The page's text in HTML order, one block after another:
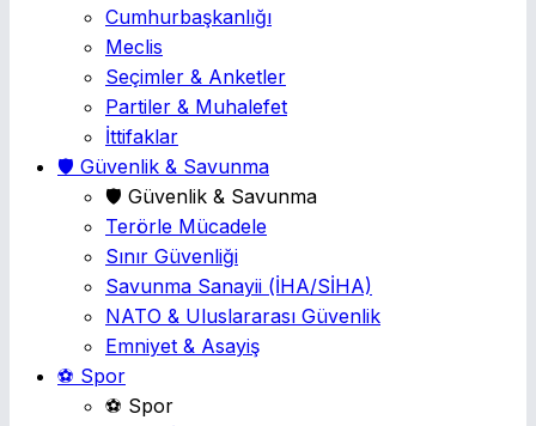
Cumhurbaşkanlığı
Meclis
Seçimler & Anketler
Partiler & Muhalefet
İttifaklar
🛡️ Güvenlik & Savunma
🛡️ Güvenlik & Savunma
Terörle Mücadele
Sınır Güvenliği
Savunma Sanayii (İHA/SİHA)
NATO & Uluslararası Güvenlik
Emniyet & Asayiş
⚽ Spor
⚽ Spor